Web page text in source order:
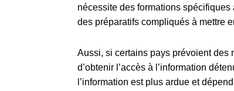
nécessite des formations spécifiques
des préparatifs compliqués à mettre
Aussi, si certains pays prévoient des
d’obtenir l’accès à l’information
l’information est plus ardue et